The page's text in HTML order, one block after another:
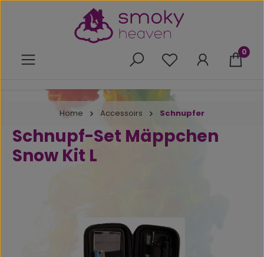
Zum Hauptinhalt springen
Du hast 0 Produkte
0
Home Accessoirs Schnupfer
Schnupf-Set Mäppchen
Snow Kit L
Bildergalerie überspringen